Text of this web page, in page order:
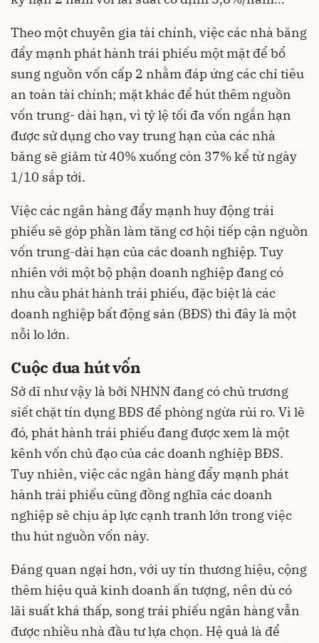
Theo một chuyên gia tài chính, việc các nhà băng
đẩy mạnh phát hànhtrái phiếu một mặt để bổ
sung nguồn vốn cấp 2 nhằm đáp ứng các chỉ tiêu
an toàn tài chính; mặt khác để hút thêm nguồn
vốn trung- dài hạn, vì tỷ lệ tối đa vốn ngắn hạn
được sử dụng cho vay trung hạn của các nhà
băng sẽ giảm từ 40% xuống còn 37% kể từ ngày
1/10 sắp tới.
Việc các ngân hàng đẩy mạnh huy động trái
phiếu sẽ góp phần làm tăng cơ hội tiếp cận nguồn
vốn trung-dài hạn của các doanh nghiệp. Tuy
nhiên với một bộ phận doanh nghiệp đang có
nhu cầu phát hành trái phiếu, đặc biệt là các
doanh nghiệp bất động sản (BĐS) thì đây là một
nỗi lo lớn.
Cuộc đua hút vốn
Sở dĩ như vậy là bởi NHNN đang có chủ trương
siết chặttín dụng BĐS để phòng ngừa rủi ro. Vì lẽ
đó, phát hành trái phiếu đang được xem là một
kênh vốn chủ đạo của các doanh nghiệp BĐS.
Tuy nhiên, việc các ngân hàng đẩy mạnh phát
hành trái phiếu cũng đồng nghĩa các doanh
nghiệp sẽ chịu áp lực cạnh tranh lớn trong việc
thu hút nguồn vốn này.
Đáng quan ngại hơn, với uy tín thương hiệu, cộng
thêm hiệu quả kinh doanh ấn tượng, nên dù có
lãi suất khá thấp, song trái phiếu ngân hàng vẫn
được nhiều nhà đầu tư lựa chọn. Hệ quả là để